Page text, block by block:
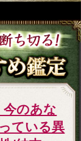
今のあな
ている異